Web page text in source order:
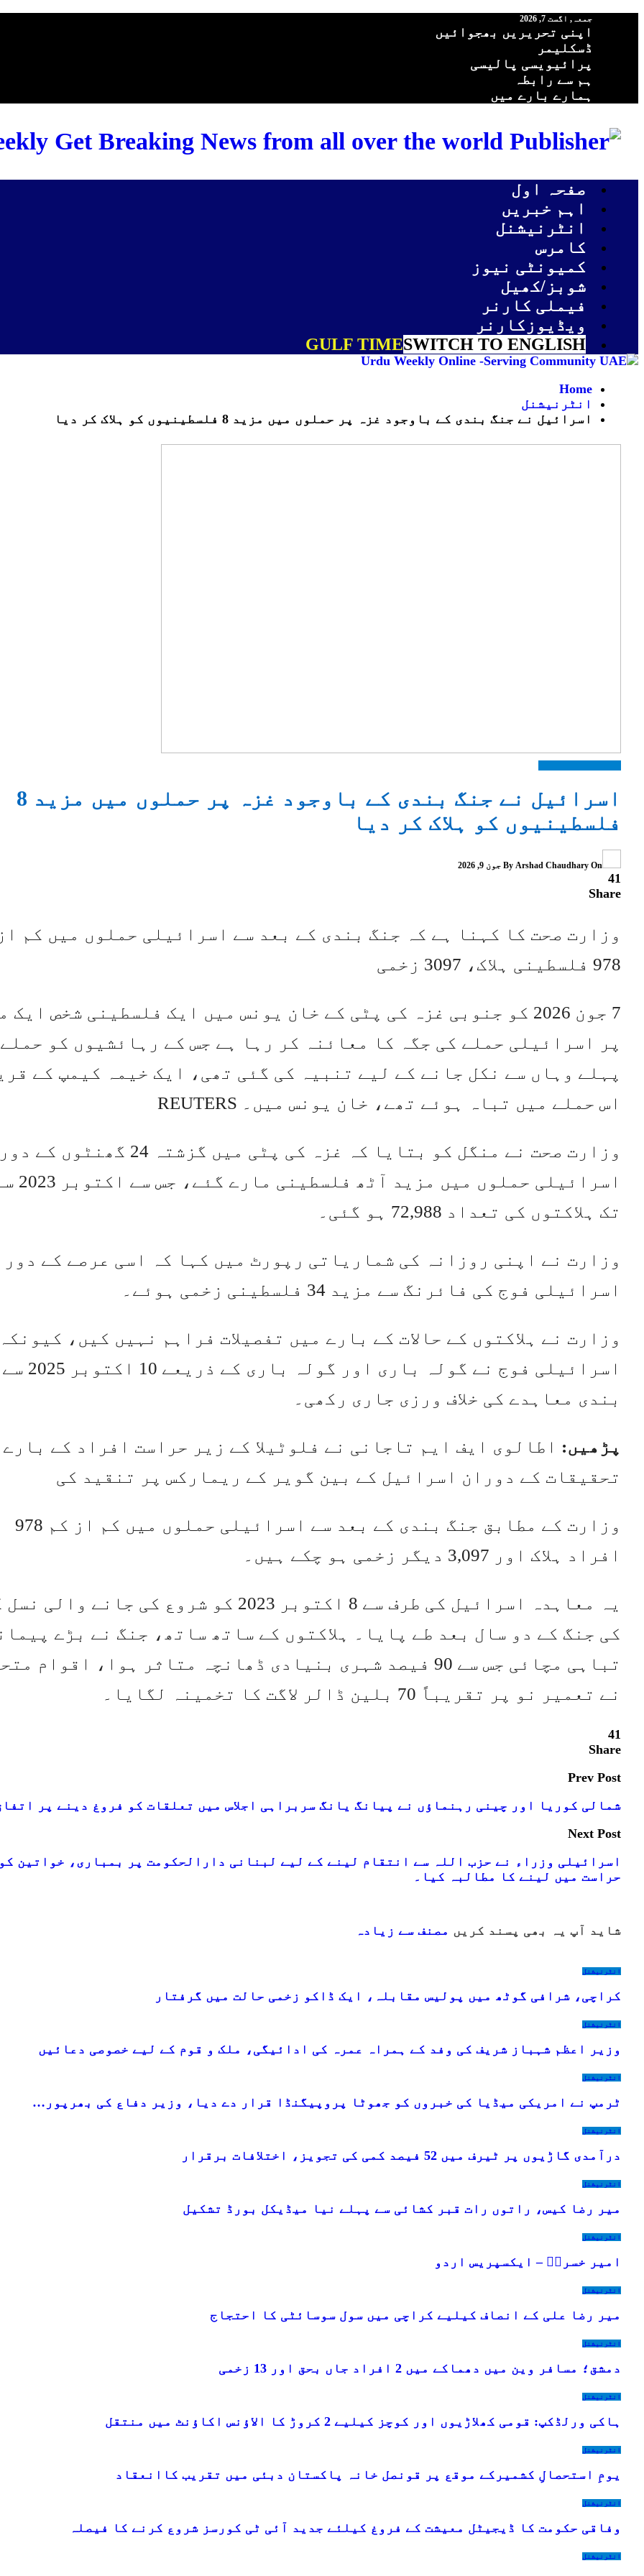
جمعہ, اگست 7, 2026
اپنی تحریریں بھجوائیں
ڈسکلیمر
پرائیویسی پالیسی
ہم سے رابطہ
ہمارے بارے میں
Get Breaking News from all over the world
صفحہ اول
اہم خبریں
انٹرنیشنل
کامرس
کمیونٹی نیوز
شوبز/کھیل
فیملی کارنر
ویڈیوزکارنر
GULF TIMESWITCH TO ENGLISH
Home
انٹرنیشنل
اسرائیل نے جنگ بندی کے باوجود غزہ پر حملوں میں مزید 8 فلسطینیوں کو ہلاک کر دیا
اسرائیل نے جنگ بندی کے باوجود غزہ پر حملوں میں مزید 8
فلسطینیوں کو ہلاک کر دیا
By Arshad Chaudhary On جون 9, 2026
41
Share
وزارت صحت کا کہنا ہے کہ جنگ بندی کے بعد سے اسرائیلی حملوں میں کم
978 فلسطینی ہلاک، 3097 زخمی
7 جون 2026 کو جنوبی غزہ کی پٹی کے خان یونس میں ایک فلسطینی شخص ایک
پر اسرائیلی حملے کی جگہ کا معائنہ کر رہا ہے جس کے رہائشیوں کو
پہلے وہاں سے نکل جانے کے لیے تنبیہ کی گئی تھی، ایک خیمہ کیمپ کے
اس حملے میں تباہ ہوئے تھے، خان یونس میں۔ REUTERS
وزارت صحت نے منگل کو بتایا کہ غزہ کی پٹی میں گزشتہ 24
اسرائیلی حملوں
تک ہلاکتوں کی تعداد 72,988 ہو گئی۔
وزارت نے اپنی روزانہ کی شماریاتی رپورٹ میں کہا کہ اسی عرصے کے
اسرائیلی فوج کی فائرنگ سے مزید 34 فلسطینی زخمی ہوئے۔
وزارت نے ہلاکتوں کے حالات کے بارے میں تفصیلات فراہم نہیں کیں،
اسرائیلی فوج نے گولہ
بندی معاہدے کی خلاف ورزی جاری رکھی۔
پڑھیں: اطالوی ایف ایم تاجانی نے فلوٹیلا کے زیر حراست افراد کے
تحقیقات کے دوران اسرائیل کے بین گویر کے ریمارکس پر تنقید کی
وزارت کے مطابق جنگ بندی کے بعد سے اسرائیلی حملوں میں کم از کم 978
افراد ہلاک اور 3,097 دیگر زخمی ہو چکے ہیں۔
یہ معاہدہ اسرائیل کی طرف سے 8 اکتوبر 2023 کو شروع کی جانے
کی جنگ کے دو سال بعد طے پایا۔ ہلاکتوں کے ساتھ ساتھ، جنگ نے بڑے
تباہی مچائی جس سے 90 فیصد شہری بنیادی ڈھانچہ متاثر ہوا، اقوام
نے تعمیر نو پر تقریباً 70 بلین ڈالر لاگت کا تخمینہ لگایا۔
41
Share
Prev Post
شمالی کوریا اور چینی رہنماؤں نے پیانگ یانگ سربراہی اجلاس میں تعلقات کو فروغ دینے پر
Next Post
اسرائیلی وزراء نے حزب اللہ سے انتقام لینے کے لیے لبنانی دارالحکومت پر بمباری، خواتین
حراست میں لینے کا مطالبہ کیا۔
شاید آپ یہ بھی پسند کریں مصنف سے زیادہ
انٹرنیشنل
کراچی، شرافی گوٹھ میں پولیس مقابلہ، ایک ڈاکو زخمی حالت میں گرفتار
انٹرنیشنل
وزیر اعظم شہباز شریف کی وفد کے ہمراہ عمرہ کی ادائیگی، ملک و قوم کے لیے خصوصی دعائیں
انٹرنیشنل
ٹرمپ نے امریکی میڈیا کی خبروں کو جھوٹا پروپیگنڈا قرار دے دیا، وزیر دفاع کی بھرپور…
انٹرنیشنل
درآمدی گاڑیوں پر ٹیرف میں 52 فیصد کمی کی تجویز، اختلافات برقرار
انٹرنیشنل
میر رضا کیس، راتوں رات قبر کشائی سے پہلے نیا میڈیکل بورڈ تشکیل
انٹرنیشنل
امیر خسروؒ – ایکسپریس اردو
انٹرنیشنل
میر رضا علی کے انصاف کیلیے کراچی میں سول سوسائٹی کا احتجاج
انٹرنیشنل
دمشق؛ مسافر وین میں دھماکے میں 2 افراد جاں بحق اور 13 زخمی
انٹرنیشنل
ہاکی ورلڈکپ: قومی کھلاڑیوں اور کوچز کیلیے 2 کروڑ کا الاؤنس اکاؤنٹ میں منتقل
انٹرنیشنل
یومِ استحصالِ کشمیرکے موقع پر قونصل خانہ پاکستان دبئی میں تقریب کاانعقاد
انٹرنیشنل
وفاقی حکومت کا ڈیجیٹل معیشت کے فروغ کیلئے جدید آئی ٹی کورسز شروع کرنے کا فیصلہ
انٹرنیشنل